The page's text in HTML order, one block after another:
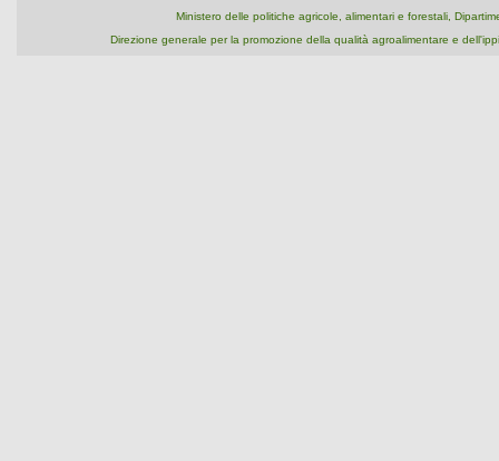
Ministero delle politiche agricole, alimentari e forestali,
Direzione generale per la promozione della qualità agroalimentare e